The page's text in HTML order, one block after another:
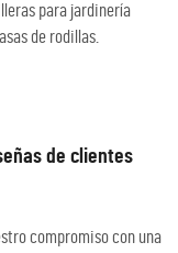
para jardinería
de rodillas.
de clientes
compromiso con una